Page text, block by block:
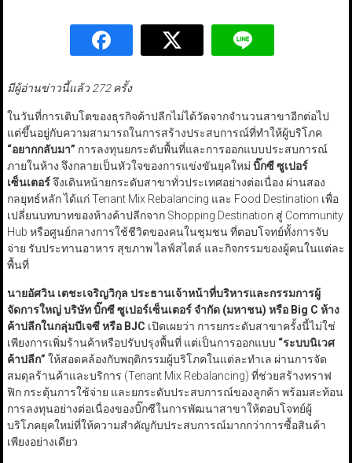
มีผู้อ่านข่าวนี้แล้ว 272 ครั้ง
ในวันที่การเติบโตของธุรกิจค้าปลีกไม่ได้วัดจากจำนวนสาขาอีกต่อไป
แต่ขึ้นอยู่กับความสามารถในการสร้างประสบการณ์ที่ทำให้ผู้บริโภค
“อยากกลับมา” การลงทุนยกระดับพื้นที่และการออกแบบประสบการณ์
ภายในห้าง จึงกลายเป็นหัวใจของการแข่งขันยุคใหม่ บิ๊กซี ซูเปอร์
เซ็นเตอร์จึงเดินหน้ายกระดับสาขาทั่วประเทศอย่างต่อเนื่อง ผ่านสอง
กลยุทธ์หลัก ได้แก่ Tenant Mix Rebalancing และ Food Destination เพื่อ
เปลี่ยนบทบาทของห้างค้าปลีกจาก Shopping Destination สู่ Community
Hub หรือศูนย์กลางการใช้ชีวิตของคนในชุมชน ที่ตอบโจทย์ทั้งการจับ
จ่าย รับประทานอาหาร สุขภาพ ไลฟ์สไตล์ และกิจกรรมของผู้คนในแต่ละ
พื้นที่
นายอัศวิน เตชะเจริญวิกุล ประธานเจ้าหน้าที่บริหารและกรรมการผู้
จัดการใหญ่ บริษัท บิ๊กซี ซูเปอร์เซ็นเตอร์ จำกัด (มหาชน) หรือ Big C ห้าง
ค้าปลีกในกลุ่มบีเจซี หรือ BJC เปิดเผยว่า การยกระดับสาขาครั้งนี้ไม่ใช่
เพียงการเพิ่มร้านค้าหรือปรับปรุงพื้นที่ แต่เป็นการออกแบบ “ระบบนิเวศ
ค้าปลีก” ให้สอดคล้องกับพฤติกรรมผู้บริโภคในแต่ละทำเล ผ่านการจัด
สมดุลร้านค้าและบริการ (Tenant Mix Rebalancing) ที่ช่วยสร้างทราฟ
ฟิก กระตุ้นการใช้จ่าย และยกระดับประสบการณ์ของลูกค้า พร้อมสะท้อน
การลงทุนอย่างต่อเนื่องของบิ๊กซีในการพัฒนาสาขาให้ตอบโจทย์ผู้
บริโภคยุคใหม่ที่ให้ความสำคัญกับประสบการณ์มากกว่าการซื้อสินค้า
เพียงอย่างเดียว